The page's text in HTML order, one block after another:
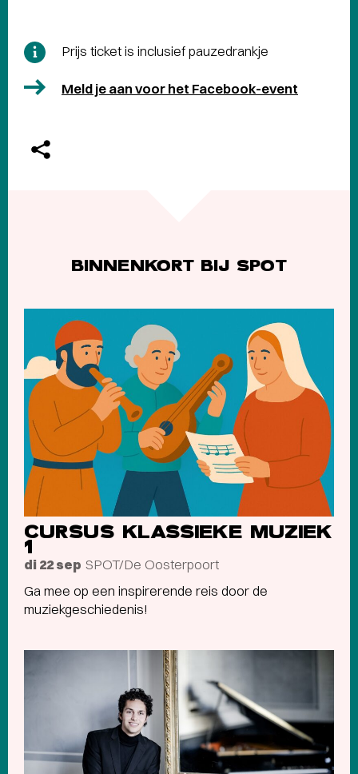
Prijs ticket is inclusief pauzedrankje
Meld je aan voor het Facebook-event
BINNENKORT BIJ SPOT
CURSUS KLASSIEKE MUZIEK
1
di 22 sep SPOT/De Oosterpoort
Ga mee op een inspirerende reis door de
muziekgeschiedenis!